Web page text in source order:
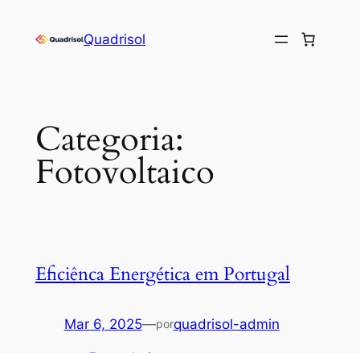
Quadrisol
Categoria:
Fotovoltaico
Eficiênca Energética em Portugal
Mar 6, 2025—porquadrisol-admin